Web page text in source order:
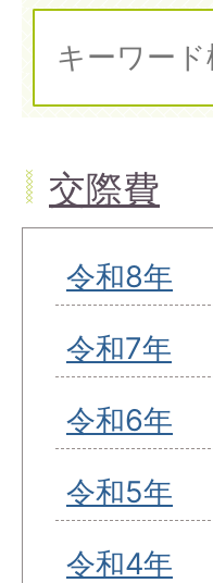
交際費
令和8年
令和7年
令和6年
令和5年
令和4年